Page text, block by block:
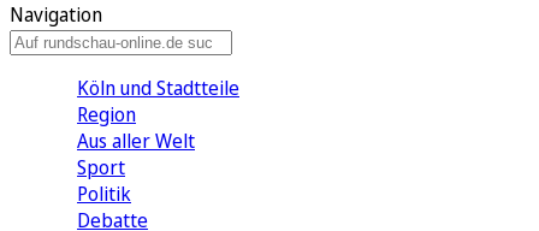
Navigation
Köln und Stadtteile
Region
Aus aller Welt
Sport
Politik
Debatte